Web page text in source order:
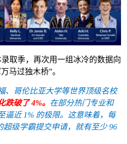
取季，再次用一组冰冷的数据向
马过独木桥”。
、哥伦比亚大学等世界顶级名校
跌破了 4%。 在部分热门专业和
逼近 1% 的极限。这意味着，每
超级学霸提交申请，就有至少 96